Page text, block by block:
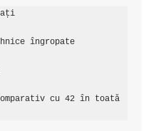
îngropate
cu 42 în toată